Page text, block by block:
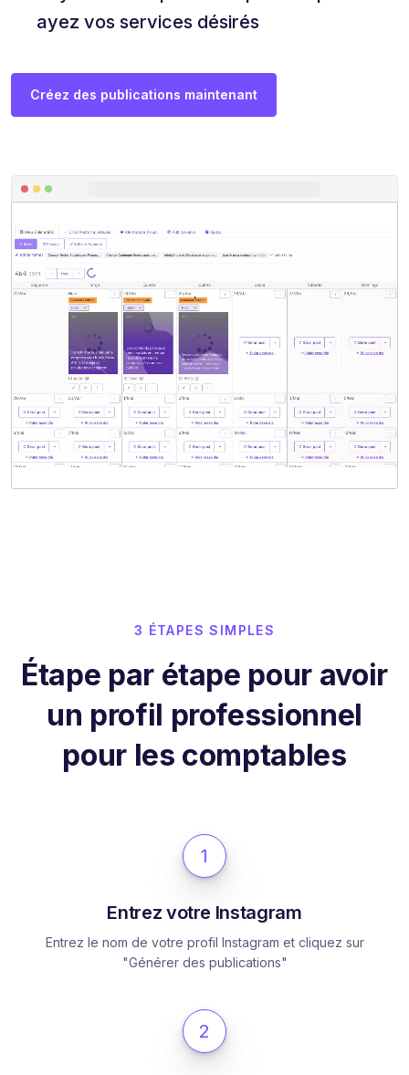
ayez vos services désirés
Créez des publications maintenant
3 ÉTAPES SIMPLES
Étape par étape pour avoir
un profil professionnel
pour les comptables
1
Entrez votre Instagram
Entrez le nom de votre profil Instagram et cliquez sur
"Générer des publications"
2